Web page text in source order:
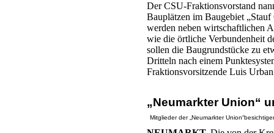
Der CSU-Fraktionsvorstand
Bauplätzen im Baugebiet
werden neben wirtschaftlichen
wie die örtliche Verbundenheit
sollen die Baugrundstücke zu
Dritteln nach einem
Fraktionsvorsitzende Luis
„Neumarkter Union“
Mitglieder der „Neumarkter